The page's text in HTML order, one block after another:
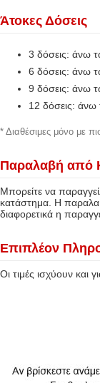
Άτοκες Δόσεις
3 δόσεις: άνω
6 δόσεις: άνω
9 δόσεις: άνω
12 δόσεις:
* Διαθέσιμες μόνο με
Παραλαβή από
Μπορείτε να
κατάστημα. Η
διαφορετικά η
Επιπλέον
Οι τιμές ισχύουν και